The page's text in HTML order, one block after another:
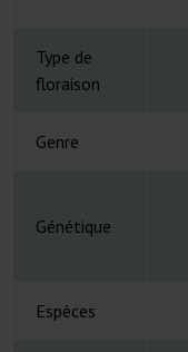
Type de
floraison
Genre
Génétique
Espèces